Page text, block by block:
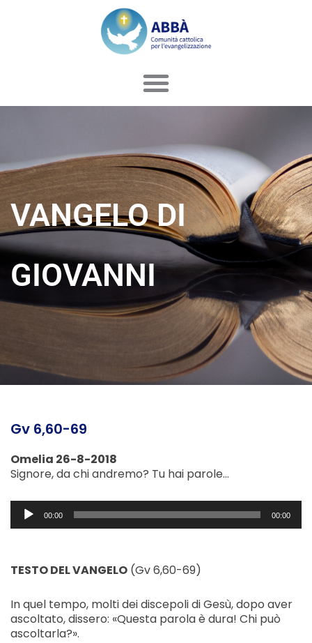
VANGELO DI
GIOVANNI
Gv 6,60-69
Omelia 26-8-2018
Signore, da chi andremo? Tu hai parole…
Audio
Player00:00 00:00
TESTO DEL VANGELO (Gv 6,60-69)
In quel tempo, molti dei discepoli di Gesù, dopo aver
ascoltato, dissero: «Questa parola è dura! Chi può
ascoltarla?».